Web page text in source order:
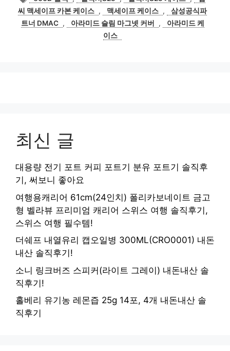
고
리
그
씨 맥세이프 카본 케이스 , 맥세이프 케이스 ,
삼성공식파
트너 DMAC , 아라미드 슬림 마그넷 커버 ,
아라미드 케
이스
최신 글
대용량 전기 포트 커피 포트기 분유 포트기 솔직후
기, 써보니 좋아요
여행용캐리어 61cm(24인치) 폴리카보네이트 금고
형 벨라뷰 프리미엄 캐리어 스위스 여행 솔직후기,
스위스 여행 필수템!
더쉐프 내열유리 캡오일병 300ML(CRO0001) 내돈
내산 솔직후기!
소니 링크버즈 스피커(라이트 그레이) 내돈내산 솔
직후기!
홀베리 유기농 레몬즙 25g 14포, 4개 내돈내산 솔
직후기